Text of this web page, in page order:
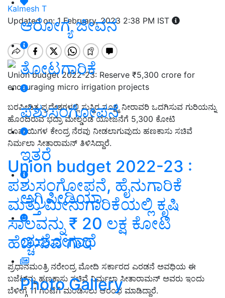
ಆರೋಗ್ಯ ಜೀವನ
ತೋಟಗಾರಿಕೆ
ಪಶುಸಂಗೋಪನೆ
ಇತರೆ
ಅಗ್ರಿಪೀಡಿಯಾ
ಯಶೋಗಾಥೆ
Photo Gallery
Kalmesh T
Updated on: 1 February, 2023 2:38 PM IST
Union budget 2022-23: Reserve ₹5,300 crore for
encouraging micro irrigation projects
ಬರಪೀಡಿತ ಪ್ರದೇಶಗಳಲ್ಲಿ ಸುಸ್ಥಿರ ಸೂಕ್ಷ್ಮ ನೀರಾವರಿ ಒದಗಿಸುವ ಗುರಿಯನ್ನು
ಹೊಂದಿರುವ ಭದ್ರಾ ಮೇಲ್ಡಂಡೆ ಯೋಜನೆಗೆ 5,300 ಕೋಟಿ
ರೂಪಾಯಿಗಳ ಕೇಂದ್ರ ನೆರವು ನೀಡಲಾಗುವುದು ಹಣಕಾಸು ಸಚಿವೆ
ನಿರ್ಮಲಾ ಸೀತಾರಾಮನ್‌ ತಿಳಿಸಿದ್ದಾರೆ.
Union budget 2022-23 :
ಪಶುಸಂಗೋಪನೆ, ಹೈನುಗಾರಿಕೆ
ಮತ್ತು ಮೀನುಗಾರಿಕೆಯಲ್ಲಿ ಕೃಷಿ
ಸಾಲವನ್ನು ₹ 20 ಲಕ್ಷ ಕೋಟಿ
ಹೆಚ್ಚಿಸುವ ಗುರಿ
ಪ್ರಧಾನಮಂತ್ರಿ ನರೇಂದ್ರ ಮೋದಿ ಸರ್ಕಾರದ ಎರಡನೆ ಅವಧಿಯ ಈ
ಬಜೆಟ್‌ನ್ನು ಹಣಕಾಸು ಸಚಿವೆ ನಿರ್ಮಲಾ ಸೀತಾರಾಮನ್‌ ಅವರು ಇಂದು
ಬೆಳೀಗ್ಗೆ 11 ಗಂಟೆಗೆ ಮಂಡಿಸಲು ಆರಂಭ ಮಾಡಿದ್ದಾರೆ.